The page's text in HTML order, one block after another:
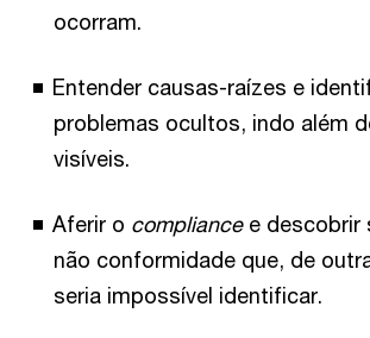
ocorram.
Entender causas-raízes e
problemas ocultos, indo além
visíveis.
Aferir o compliancee descobrir
não conformidade que, de
seria impossível identificar.